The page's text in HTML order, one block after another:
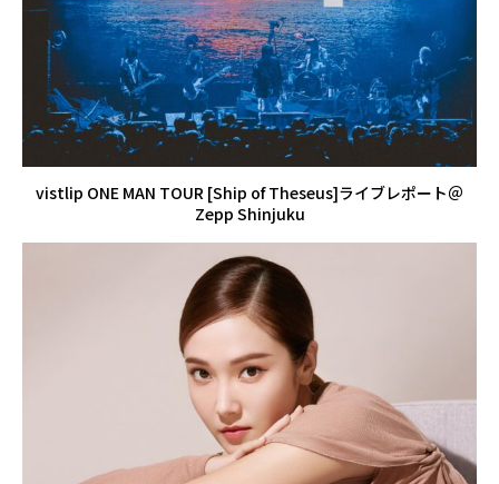
vistlip ONE MAN TOUR [Ship of Theseus]ライブレポート＠
Zepp Shinjuku